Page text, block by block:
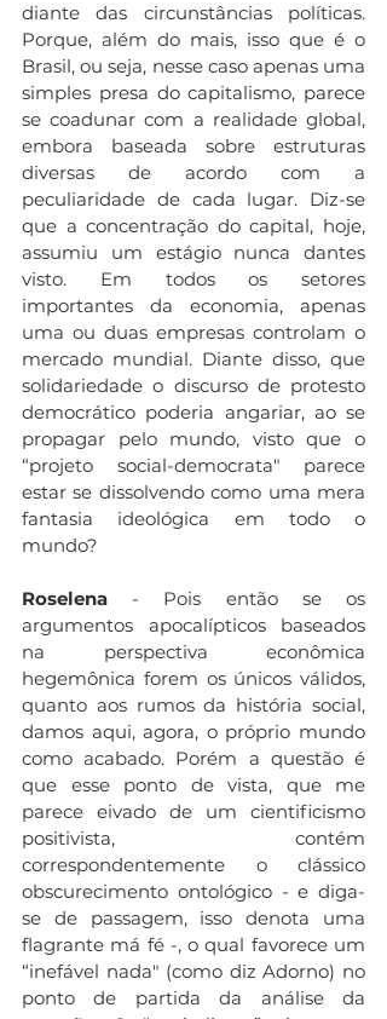
diante das circunstâncias políticas.
Porque, além do mais, isso que é o
Brasil, ou seja, nesse caso apenas uma
simples presa do capitalismo, parece
se coadunar com a realidade global,
embora baseada sobre estruturas
diversas de acordo com a
peculiaridade de cada lugar. Diz-se
que a concentração do capital, hoje,
assumiu um estágio nunca dantes
visto. Em todos os setores
importantes da economia, apenas
uma ou duas empresas controlam o
mercado mundial. Diante disso, que
solidariedade o discurso de protesto
democrático poderia angariar, ao se
propagar pelo mundo, visto que o
“projeto social-democrata" parece
estar se dissolvendo como uma mera
fantasia ideológica em todo o
mundo?
Roselena - Pois então se os
argumentos apocalípticos baseados
na perspectiva econômica
hegemônica forem os únicos válidos,
quanto aos rumos da história social,
damos aqui, agora, o próprio mundo
como acabado. Porém a questão é
que esse ponto de vista, que me
parece eivado de um cientificismo
positivista, contém
correspondentemente o clássico
obscurecimento ontológico - e diga-
se de passagem, isso denota uma
flagrante má fé -, o qual favorece um
“inefável nada" (como diz Adorno) no
ponto de partida da análise da